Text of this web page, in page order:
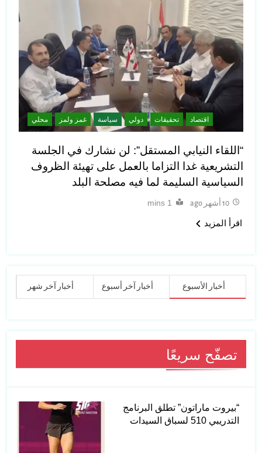
أخبار الأسبوع أخبار آخر أسبوع أخبار آخر شهر
تصفّح سريعًا
“بيروت ماراتون” تطلق البرنامج
التدريبي 510 لسباق السيدات
اقتصاد تحقيقات دولي سياسة غمز ولمز محلي
“اللقاء النيابي المستقل”: لن نشارك في الجلسة
التشريعية غدا التزاما بالعمل على تهيئة الظروف
السياسية السليمة لما فيه مصلحة البلد
10 أشهر ago 1 mins
اقرأ المزيد